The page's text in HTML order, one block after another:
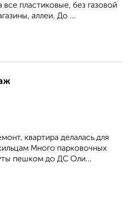
пластиковые, без газовой
аллеи. До ...
квартира делалась для
Много парковочных
пешком до ДС Оли...